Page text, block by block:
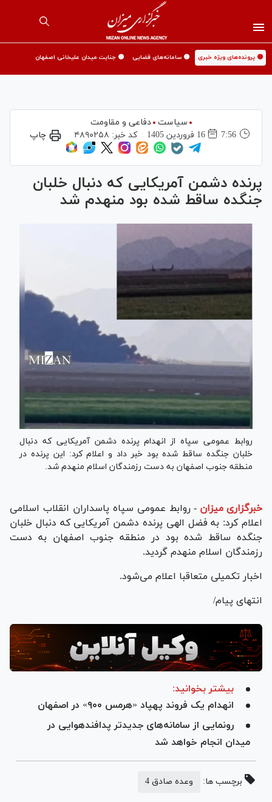
🟡 پرونده‌های ویژه خبری 🟡 سامانه‌های قضایی 🟡 جنایت میدان علیخانی اصفهان
سیاست
دفاعی و مقاومت
7:56
16 فروردين 1405 کد خبر: ۴۸۹۰۲۵۸ چاپ
پرنده دشمن آمریکایی که دنبال خلبان
جنگده ساقط شده بود منهدم شد
روابط عمومی سپاه از انهدام پرنده دشمن آمریکایی که دنبال
خلبان جنگده ساقط شده بود خبر داد و اعلام کرد: این پرنده در
منطقه جنوب اصفهان به دست رزمندگان اسلام منهدم شد.
خبرگزاری میزان - روابط عمومی سپاه پاسداران انقلاب اسلامی
اعلام کرد: به فضل الهی پرنده دشمن آمریکایی که دنبال خلبان
جنگده ساقط شده بود در منطقه جنوب اصفهان به دست
رزمندگان اسلام منهدم گردید.
اخبار تکمیلی متعاقبا اعلام می‌شود.
انتهای پیام/
بیشتر بخوانید:
انهدام یک فروند پهپاد «هرمس ۹۰۰» در اصفهان
رونمایی از سامانه‌های جدیدتر پدافندهوایی در
میدان انجام خواهد شد
برچسب ها: وعده صادق 4